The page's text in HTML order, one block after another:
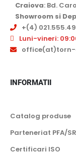
Craiova: Bd.
Showroom si
+(4)
Luni-vineri:
INFORMATII
Catalog produse
Parteneriat PFA/
Certificari ISO